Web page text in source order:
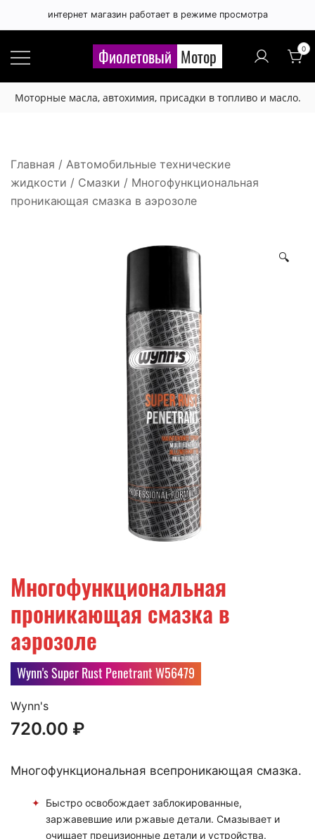
интернет магазин работает в режиме просмотра
Фиолетовый Мотор 0
Моторные масла, автохимия, присадки в топливо и масло.
Главная / Автомобильные технические
жидкости / Смазки / Многофункциональная
проникающая смазка в аэрозоле
🔍
Многофункциональная
проникающая смазка в
аэрозоле
Wynn's Super Rust Penetrant W56479
Правила публикации отзывов ×
этот товар.
Отзыв не публикуется если:
- набран латинскими буквами,
- содержит большое количество лексических,
орфографических и других ошибок,
- отзыв рекламного характера (номера
телефонов, адреса, ссылки на другие сайты),
- любой другой посторонний текст.
Публикация отзыва происходит только после
их предварительной проверки.
Администрация сайта оставляют за собой право
не публиковать отзывы, которые не
удовлетворяют перечисленным выше
требованиям, а также оставляют за собой право
удалить любой отзыв в любое время без
Wynn's
720.00 ₽
Многофункциональная всепроникающая смазка.
Быстро освобождает заблокированные,
заржавевшие или ржавые детали. Смазывает и
очищает прецизионные детали и устройства.